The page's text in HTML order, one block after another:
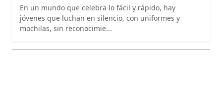
En un mundo que celebra lo fácil y rápido, hay
jóvenes que luchan en silencio, con uniformes y
mochilas, sin reconocimie...